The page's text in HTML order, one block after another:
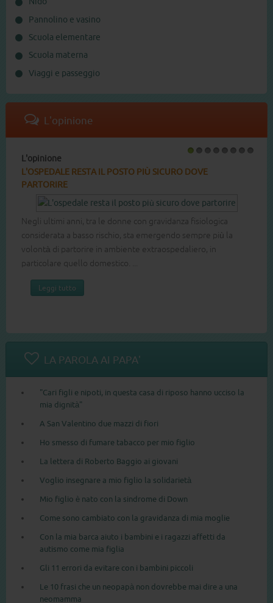
Pannolino e vasino
Scuola elementare
Scuola materna
Viaggi e passeggio
L'opinione
L'opinione
L'OSPEDALE RESTA IL POSTO PIÙ SICURO DOVE
PARTORIRE
Negli ultimi anni, tra le donne con gravidanza fisiologica
considerata a basso rischio, sta emergendo sempre più la
volontà di partorire in ambiente extraospedaliero, in
particolare quello domestico. ...
Leggi tutto
LA PAROLA AI PAPA'
"Cari figli e nipoti, in questa casa di riposo hanno ucciso la
mia dignità"
A San Valentino due mazzi di fiori
Ho smesso di fumare tabacco per mio figlio
La lettera di Roberto Baggio ai giovani
Voglio insegnare a mio figlio la solidarietà
Mio figlio è nato con la sindrome di Down
Come sono cambiato con la gravidanza di mia moglie
Con la mia barca aiuto i bambini e i ragazzi affetti da
autismo come mia figlia
Gli 11 errori da evitare con i bambini piccoli
Le 10 frasi che un neopapà non dovrebbe mai dire a una
neomamma